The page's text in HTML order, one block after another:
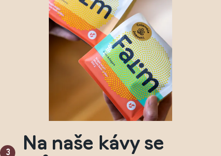
3
Na naše kávy se